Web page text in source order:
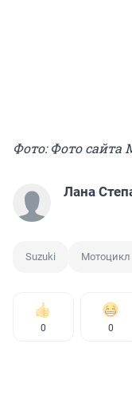
Фото: Фото сайта
Лана
Suzuki Мотоцикл
0 0